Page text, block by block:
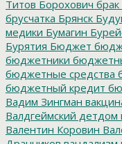
Титов Борохович брак
брусчатка Брянск
медики Бумагин
Бурятия Бюджет
бюджетники
бюджетные средства
бюджетный кредит
Вадим Зингман
Валдгеймский детдом
Валентин Коровин